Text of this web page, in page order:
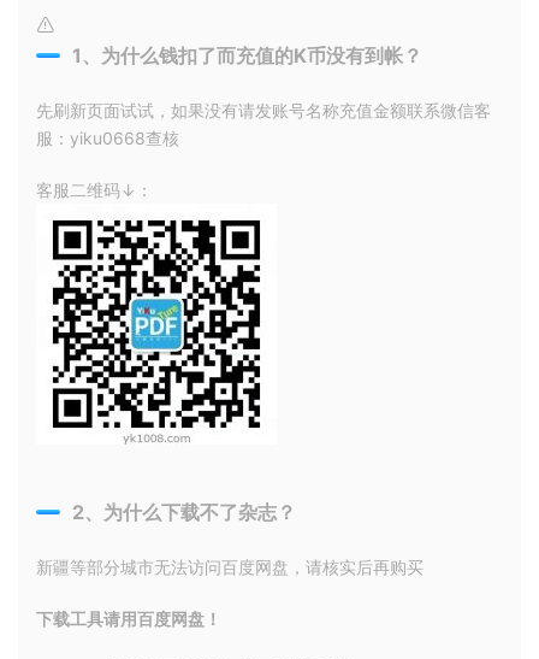
1、为什么钱扣了而充值的K币没有到帐？
先刷新页面试试，如果没有请发账号名称充值金额联系微信客
服：yiku0668查核
客服二维码↓：
2、为什么下载不了杂志？
新疆等部分城市无法访问百度网盘，请核实后再购买
下载工具请用百度网盘！